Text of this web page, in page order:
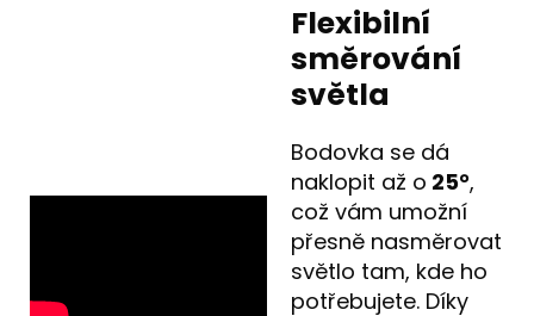
Flexibilní
směrování
světla
Bodovka se dá
naklopit až o 25°,
což vám umožní
přesně nasměrovat
světlo tam, kde ho
potřebujete. Díky